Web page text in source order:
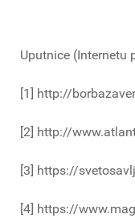
Uputnice (Internetu
[1] http://
[2] http://
[3] https://
[4] https://